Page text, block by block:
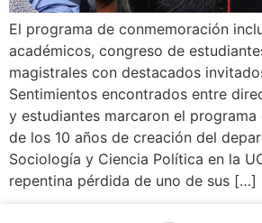
El programa de conmemoración
académicos, congreso de
magistrales con destacados
Sentimientos encontrados entre
y estudiantes marcaron el
de los 10 años de creación del
Sociología y Ciencia Política en la
repentina pérdida de uno de sus […]